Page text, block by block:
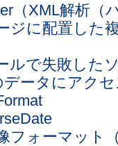
（XML解析（
ジに配置した
ルで失敗した
データにアク
フォーマット